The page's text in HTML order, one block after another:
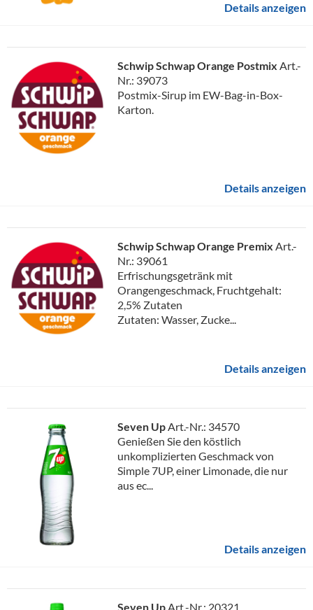
Details anzeigen
Schwip Schwap Orange Postmix Art.-
Nr.: 39073
Postmix-Sirup im EW-Bag-in-Box-
Karton.
Details anzeigen
Schwip Schwap Orange Premix Art.-
Nr.: 39061
Erfrischungsgetränk mit
Orangengeschmack, Fruchtgehalt:
2,5% Zutaten
Zutaten: Wasser, Zucke...
Details anzeigen
Seven UpArt.-Nr.: 34570
Genießen Sie den köstlich
unkomplizierten Geschmack von
Simple 7UP, einer Limonade, die nur
aus ec...
Details anzeigen
Seven Up Art.-Nr.: 20321